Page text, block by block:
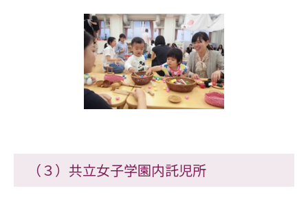
（３）共立女子学園内託児所